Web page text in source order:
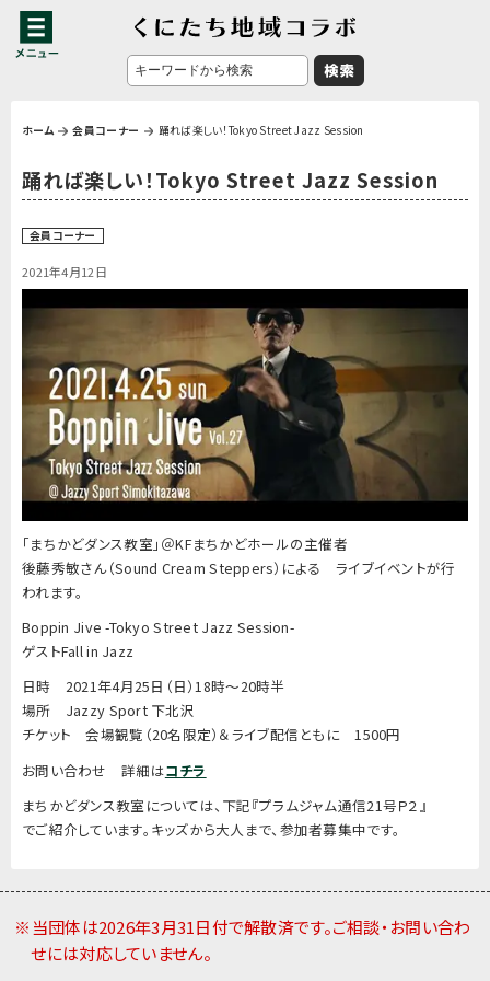
ホーム 会員コーナー 踊れば楽しい！Tokyo Street Jazz Session
踊れば楽しい！Tokyo Street Jazz Session
会員コーナー
2021年4月12日
「まちかどダンス教室」＠KFまちかどホールの主催者
後藤秀敏さん（Sound Cream Steppers）による ライブイベントが行
われます。
Boppin Jive -Tokyo Street Jazz Session-
ゲストFall in Jazz
日時 2021年4月25日（日）18時～20時半
場所 Jazzy Sport 下北沢
チケット 会場観覧（20名限定）＆ライブ配信ともに 1500円
お問い合わせ 詳細はコチラ
まちかどダンス教室については、下記『プラムジャム通信21号Ｐ２』
でご紹介しています。キッズから大人まで、参加者募集中です。
※当団体は2026年3月31日付で解散済です。ご相談・お問い合わ
せには対応していません。